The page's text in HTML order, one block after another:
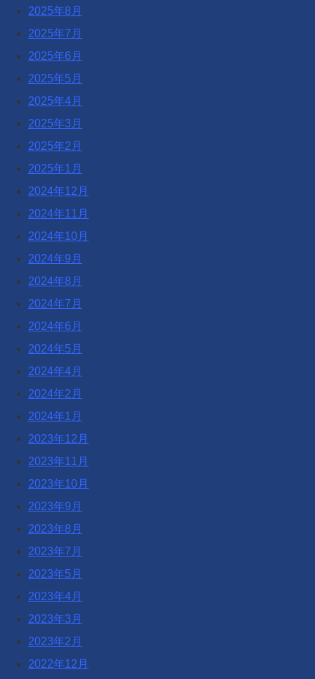
2025年8月
2025年7月
2025年6月
2025年5月
2025年4月
2025年3月
2025年2月
2025年1月
2024年12月
2024年11月
2024年10月
2024年9月
2024年8月
2024年7月
2024年6月
2024年5月
2024年4月
2024年2月
2024年1月
2023年12月
2023年11月
2023年10月
2023年9月
2023年8月
2023年7月
2023年5月
2023年4月
2023年3月
2023年2月
2022年12月